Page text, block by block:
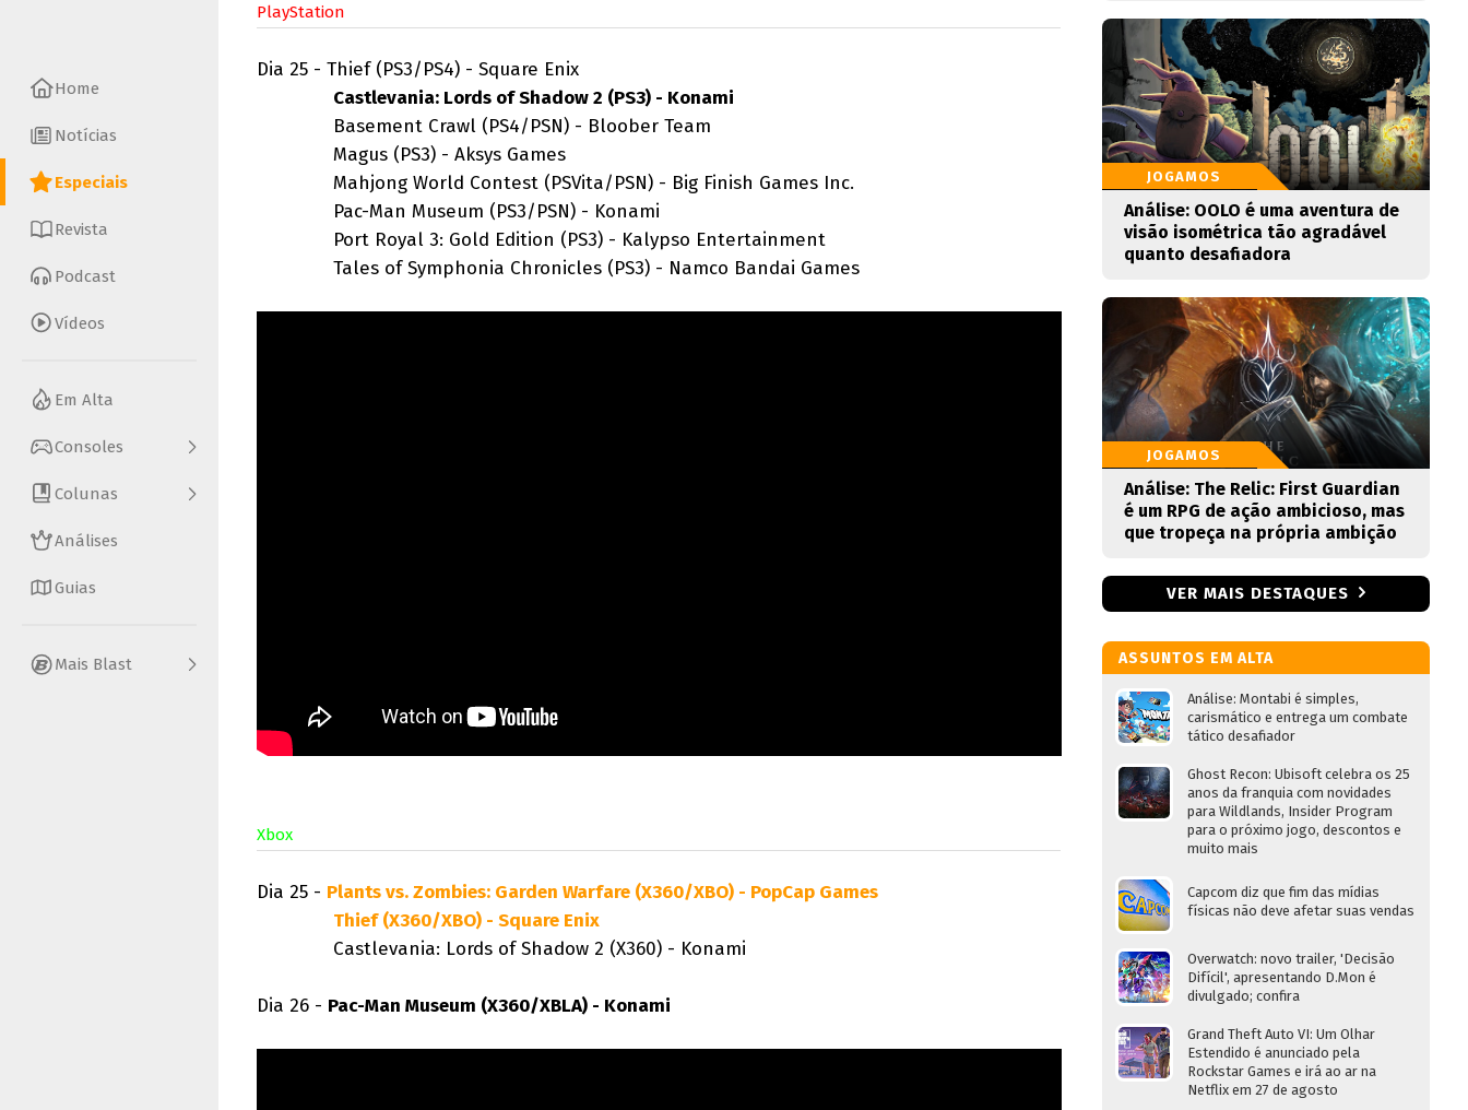
Home
Notícias
Especiais
Revista
Podcast
Vídeos
Em Alta
Consoles
Colunas
Análises
Guias
Mais Blast
PlayStation
Dia 25 - Thief (PS3/PS4) - Square Enix
Castlevania: Lords of Shadow 2 (PS3) - Konami
Basement Crawl (PS4/PSN) - Bloober Team
Magus (PS3) - Aksys Games
Mahjong World Contest (PSVita/PSN) - Big Finish Games Inc.
Pac-Man Museum (PS3/PSN) - Konami
Port Royal 3: Gold Edition (PS3) - Kalypso Entertainment
Tales of Symphonia Chronicles (PS3) - Namco Bandai Games
Xbox
Dia 25 - Plants vs. Zombies: Garden Warfare (X360/XBO) - PopCap Games
Thief (X360/XBO) - Square Enix
Castlevania: Lords of Shadow 2 (X360) - Konami
Dia 26 - Pac-Man Museum (X360/XBLA) - Konami
JOGAMOS
Análise: OOLO é uma aventura de
visão isométrica tão agradável
quanto desafiadora
JOGAMOS
Análise: The Relic: First Guardian
é um RPG de ação ambicioso, mas
que tropeça na própria ambição
VER MAIS DESTAQUES
ASSUNTOS EM ALTA
Análise: Montabi é simples,
carismático e entrega um combate
tático desafiador
Ghost Recon: Ubisoft celebra os 25
anos da franquia com novidades
para Wildlands, Insider Program
para o próximo jogo, descontos e
muito mais
Capcom diz que fim das mídias
físicas não deve afetar suas vendas
Overwatch: novo trailer, 'Decisão
Difícil', apresentando D.Mon é
divulgado; confira
Grand Theft Auto VI: Um Olhar
Estendido é anunciado pela
Rockstar Games e irá ao ar na
Netflix em 27 de agosto